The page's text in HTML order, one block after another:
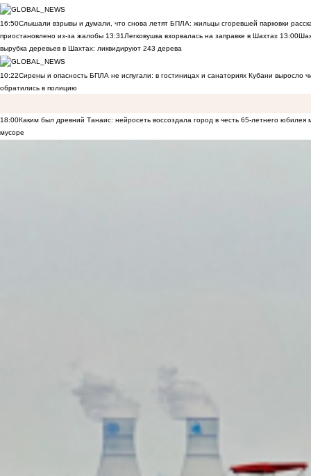
16:50Слышали взрывы и думали, что снова летят БПЛА: жильцы сгоревшей парковки
приостановлено из-за жалобы 13:31Легковушка взорвалась на заправке в Шахтах 13:00
вырубка деревьев в Шахтах: ликвидируют 243 дерева
10:22Сирены и опасность БПЛА не испугали: в гостиницах и санаториях Кубани выросло
обратились в полицию
18:00Каким был древний Танаис: нейросеть воссоздала город в честь 65-летнего юбилея
мусоре